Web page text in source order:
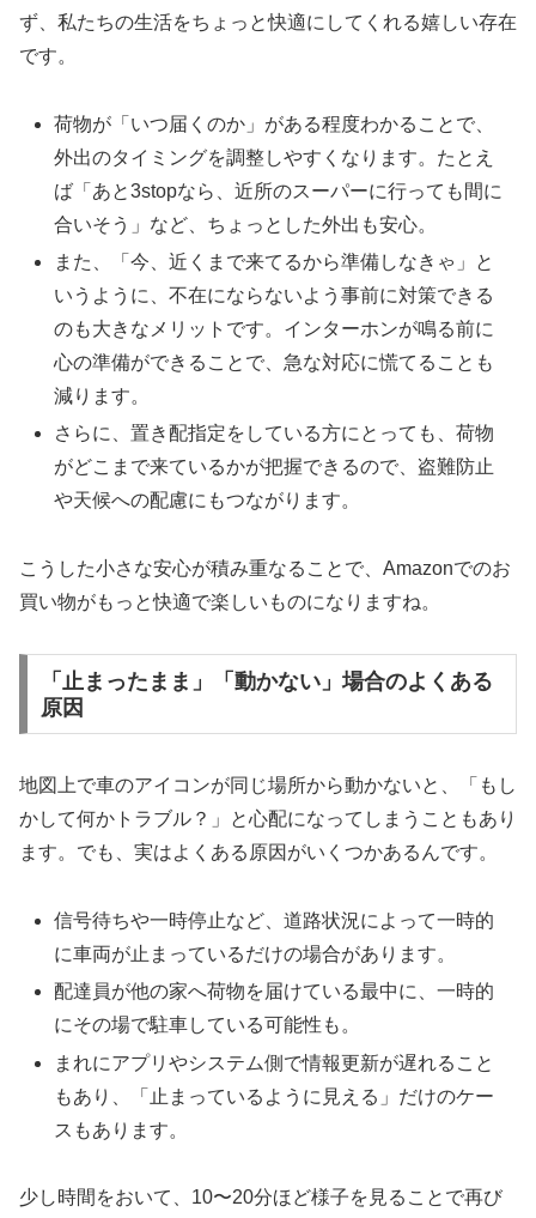
ず、私たちの生活をちょっと快適にしてくれる嬉しい存在
です。
荷物が「いつ届くのか」がある程度わかることで、
外出のタイミングを調整しやすくなります。たとえ
ば「あと3stopなら、近所のスーパーに行っても間に
合いそう」など、ちょっとした外出も安心。
また、「今、近くまで来てるから準備しなきゃ」と
いうように、不在にならないよう事前に対策できる
のも大きなメリットです。インターホンが鳴る前に
心の準備ができることで、急な対応に慌てることも
減ります。
さらに、置き配指定をしている方にとっても、荷物
がどこまで来ているかが把握できるので、盗難防止
や天候への配慮にもつながります。
こうした小さな安心が積み重なることで、Amazonでのお
買い物がもっと快適で楽しいものになりますね。
「止まったまま」「動かない」場合のよくある
原因
地図上で車のアイコンが同じ場所から動かないと、「もし
かして何かトラブル？」と心配になってしまうこともあり
ます。でも、実はよくある原因がいくつかあるんです。
信号待ちや一時停止など、道路状況によって一時的
に車両が止まっているだけの場合があります。
配達員が他の家へ荷物を届けている最中に、一時的
にその場で駐車している可能性も。
まれにアプリやシステム側で情報更新が遅れること
もあり、「止まっているように見える」だけのケー
スもあります。
少し時間をおいて、10〜20分ほど様子を見ることで再び